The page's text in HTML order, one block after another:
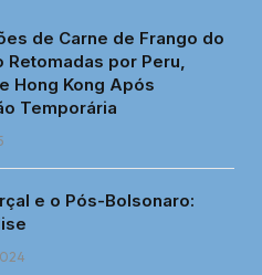
de Carne de Frango do
Retomadas por Peru,
Hong Kong Após
Temporária
e o Pós-Bolsonaro: